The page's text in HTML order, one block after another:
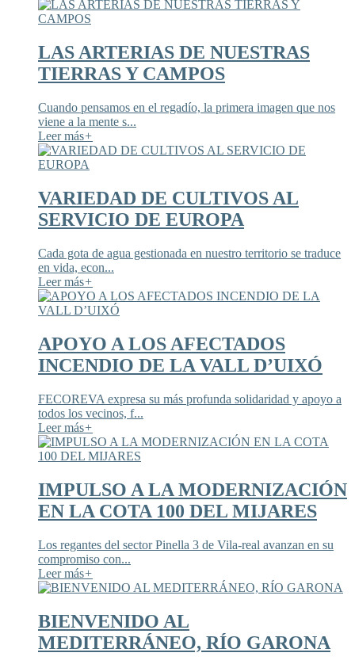
LAS ARTERIAS DE NUESTRAS
TIERRAS Y CAMPOS
Cuando pensamos en el regadío, la primera imagen que nos
viene a la mente s...
Leer más+
VARIEDAD DE CULTIVOS AL
SERVICIO DE EUROPA
Cada gota de agua gestionada en nuestro territorio se traduce
en vida, econ...
Leer más+
APOYO A LOS AFECTADOS
INCENDIO DE LA VALL D’UIXÓ
FECOREVA expresa su más profunda solidaridad y apoyo a
todos los vecinos, f...
Leer más+
IMPULSO A LA MODERNIZACIÓN
EN LA COTA 100 DEL MIJARES
Los regantes del sector Pinella 3 de Vila-real avanzan en su
compromiso con...
Leer más+
BIENVENIDO AL
MEDITERRÁNEO, RÍO GARONA